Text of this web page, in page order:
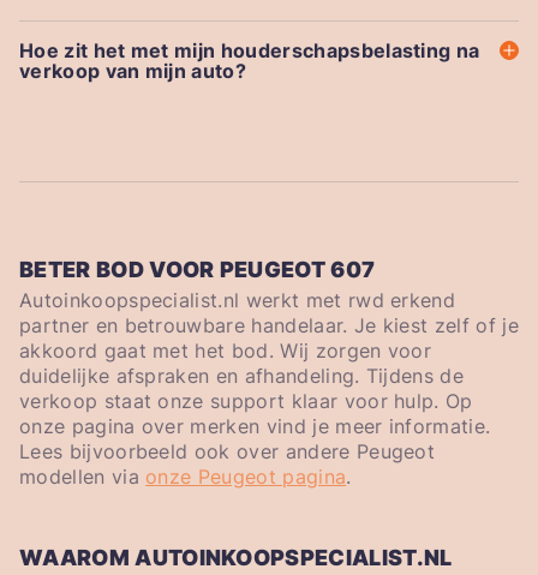
Hoe zit het met mijn houderschapsbelasting na
verkoop van mijn auto?
BETER BOD VOOR PEUGEOT 607
Autoinkoopspecialist.nl werkt met rwd erkend
partner en betrouwbare handelaar. Je kiest zelf of je
akkoord gaat met het bod. Wij zorgen voor
duidelijke afspraken en afhandeling. Tijdens de
verkoop staat onze support klaar voor hulp. Op
onze pagina over merken vind je meer informatie.
Lees bijvoorbeeld ook over andere Peugeot
modellen via onze Peugeot pagina.
WAAROM AUTOINKOOPSPECIALIST.NL